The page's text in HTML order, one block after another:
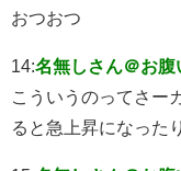
おつおつ
14:名無しさん＠お腹
こういうのってさー
ると急上昇になった